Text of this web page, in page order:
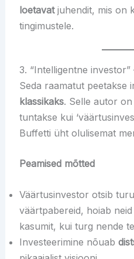
loetavatjuhendit, mis on
tingimustele.
3. “Intelligentne
Seda raamatut peetakse
klassikaks. Selle autor on
tuntakse kui
Buffetti üht olulisemat
Peamised mõtted
Väärtusinvestor otsib
väärtpabereid, hoiab
kasumit, kui turg nende
Investeerimine nõuab